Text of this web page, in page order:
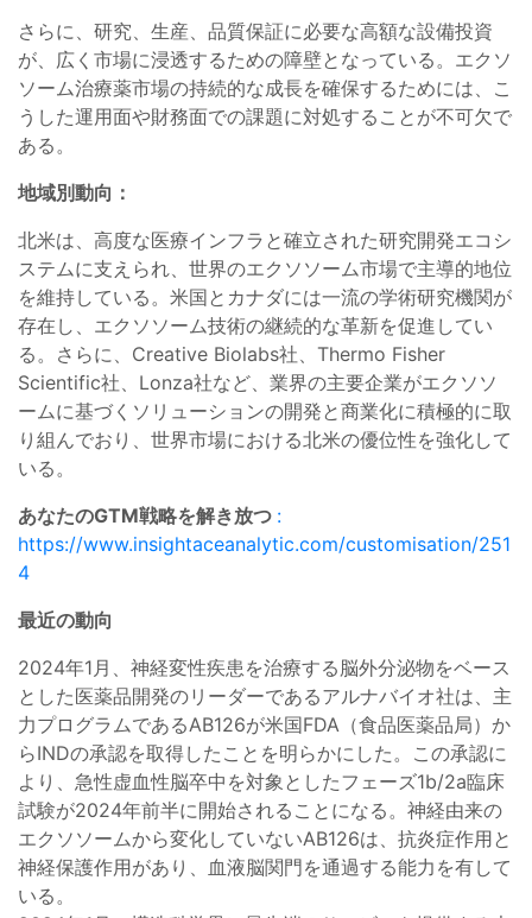
さらに、研究、生産、品質保証に必要な高額な設備投資
が、広く市場に浸透するための障壁となっている。エクソ
ソーム治療薬市場の持続的な成長を確保するためには、こ
うした運用面や財務面での課題に対処することが不可欠で
ある。
地域別動向：
北米は、高度な医療インフラと確立された研究開発エコシ
ステムに支えられ、世界のエクソソーム市場で主導的地位
を維持している。米国とカナダには一流の学術研究機関が
存在し、エクソソーム技術の継続的な革新を促進してい
る。さらに、Creative Biolabs社、Thermo Fisher
Scientific社、Lonza社など、業界の主要企業がエクソソ
ームに基づくソリューションの開発と商業化に積極的に取
り組んでおり、世界市場における北米の優位性を強化して
いる。
あなたのGTM戦略を解き放つ :
https://www.insightaceanalytic.com/customisation/251
4
最近の動向
2024年1月、神経変性疾患を治療する脳外分泌物をベース
とした医薬品開発のリーダーであるアルナバイオ社は、主
力プログラムであるAB126が米国FDA（食品医薬品局）か
らINDの承認を取得したことを明らかにした。この承認に
より、急性虚血性脳卒中を対象としたフェーズ1b/2a臨床
試験が2024年前半に開始されることになる。神経由来の
エクソソームから変化していないAB126は、抗炎症作用と
神経保護作用があり、血液脳関門を通過する能力を有して
いる。